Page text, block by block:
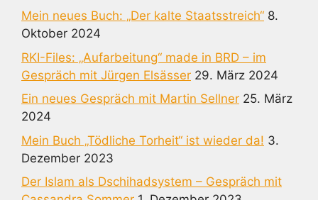
Mein neues Buch: „Der kalte Staatsstreich“ 8.
Oktober 2024
RKI-Files: „Aufarbeitung“ made in BRD – im
Gespräch mit Jürgen Elsässer 29. März 2024
Ein neues Gespräch mit Martin Sellner 25. März
2024
Mein Buch „Tödliche Torheit“ ist wieder da! 3.
Dezember 2023
Der Islam als Dschihadsystem – Gespräch mit